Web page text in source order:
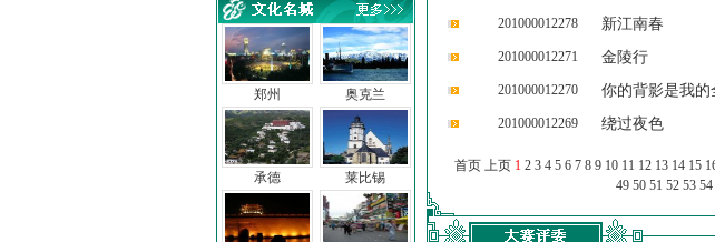
郑州
承德
奥克兰
莱比锡
201000012278 新江南春
201000012271 金陵行
201000012270 你的背影是我的
201000012269 绕过夜色
首页 上页 1 2 3 4 5 6 7 8 9 10 11 12 13 14 15
49 50 51 52 53 54